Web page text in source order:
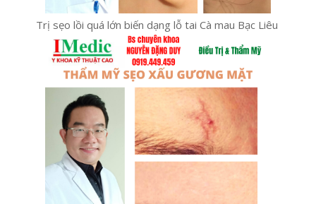
Trị sẹo lồi quá lớn biến dạng lỗ tai Cà mau Bạc Liêu